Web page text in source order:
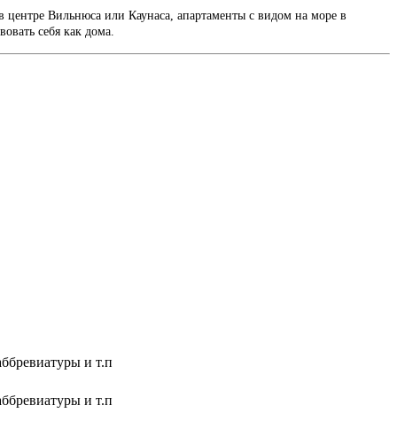
Вильнюса или Каунаса, апартаменты с видом на море в
себя как дома.
и т.п
и т.п